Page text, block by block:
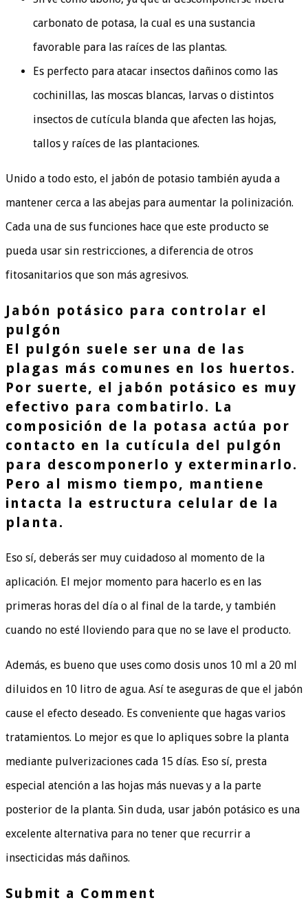
carbonato de potasa, la cual es una sustancia
favorable para las raíces de las plantas.
Es perfecto para atacar insectos dañinos como las
cochinillas, las moscas blancas, larvas o distintos
insectos de cutícula blanda que afecten las hojas,
tallos y raíces de las plantaciones.
Unido a todo esto, el jabón de potasio también ayuda a
mantener cerca a las abejas para aumentar la polinización.
Cada una de sus funciones hace que este producto se
pueda usar sin restricciones, a diferencia de otros
fitosanitarios que son más agresivos.
Jabón potásico para controlar el
pulgón
El pulgón suele ser una de las
plagas más comunes en los huertos.
Por suerte, el jabón potásico es muy
efectivo para combatirlo. La
composición de la potasa actúa por
contacto en la cutícula del pulgón
para descomponerlo y exterminarlo.
Pero al mismo tiempo, mantiene
intacta la estructura celular de la
planta.
Eso sí, deberás ser muy cuidadoso al momento de la
aplicación. El mejor momento para hacerlo es en las
primeras horas del día o al final de la tarde, y también
cuando no esté lloviendo para que no se lave el producto.
Además, es bueno que uses como dosis unos 10 ml a 20 ml
diluidos en 10 litro de agua. Así te aseguras de que el jabón
cause el efecto deseado. Es conveniente que hagas varios
tratamientos. Lo mejor es que lo apliques sobre la planta
mediante pulverizaciones cada 15 días. Eso sí, presta
especial atención a las hojas más nuevas y a la parte
posterior de la planta. Sin duda, usar jabón potásico es una
excelente alternativa para no tener que recurrir a
insecticidas más dañinos.
Submit a Comment